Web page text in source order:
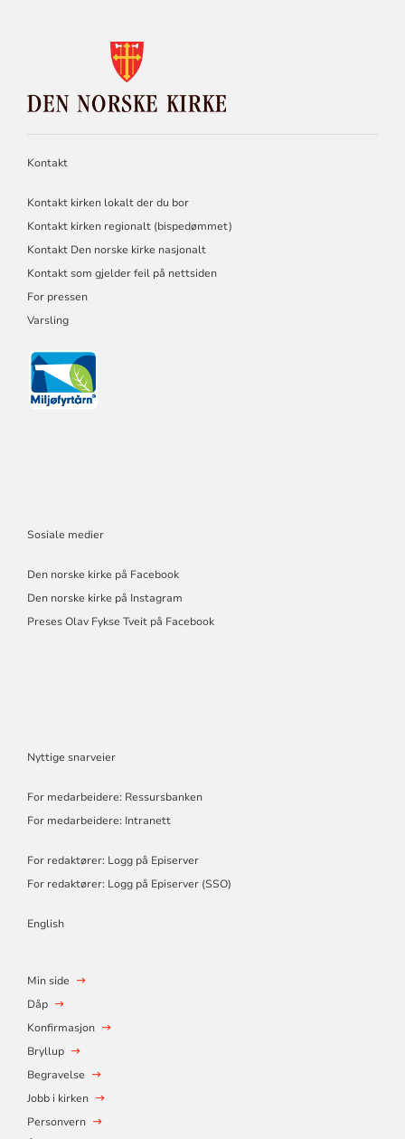
NORSKE
KIRKE
Kontakt
Kontakt kirken lokalt der du bor
Kontakt kirken regionalt (bispedømmet)
Kontakt Den norske kirke nasjonalt
Kontakt som gjelder feil på nettsiden
For pressen
Varsling
Sosiale medier
Den norske kirke på Facebook
Den norske kirke på Instagram
Preses Olav Fykse Tveit på Facebook
Nyttige snarveier
For medarbeidere: Ressursbanken
For medarbeidere: Intranett
For redaktører: Logg på Episerver
For redaktører: Logg på Episerver (SSO)
English
Min side
Dåp
Konfirmasjon
Bryllup
Begravelse
Jobb i kirken
Personvern